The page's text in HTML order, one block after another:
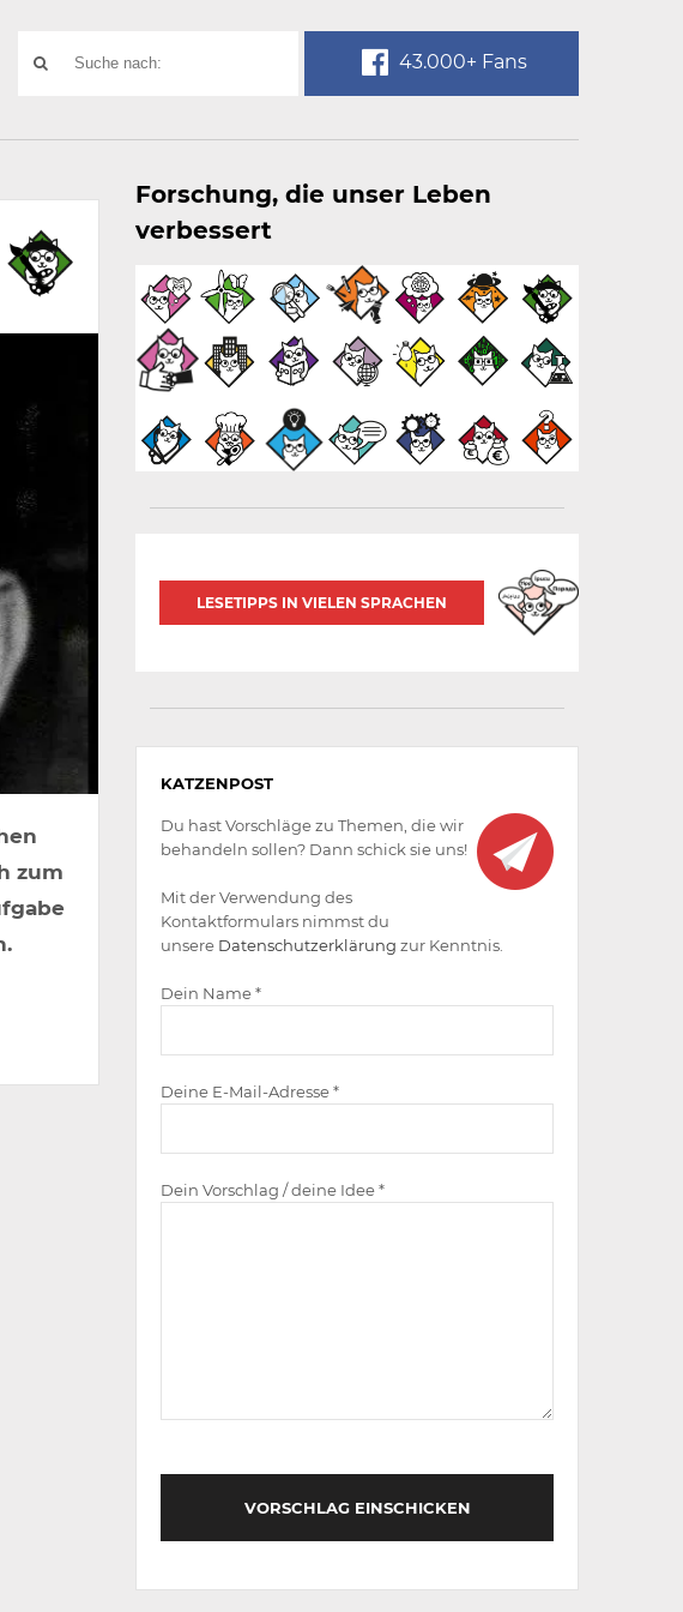
SUCHE
43.000+ Fans
zum
Forschung, die unser Leben
verbessert
LESETIPPS IN VIELEN SPRACHEN
werden
KATZENPOST
Du hast Vorschläge zu Themen, die wir
behandeln sollen? Dann schick sie uns!
Mit der Verwendung des
Kontaktformulars nimmst du
unsere Datenschutzerklärung zur Kenntnis.
Dein Name *
Deine E-Mail-Adresse *
Dein Vorschlag / deine Idee *